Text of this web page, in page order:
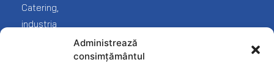
Administrează
consimțământul
Catering,
industria
Frigorifice
Inghetata-
Gelato
Protecția
datelor